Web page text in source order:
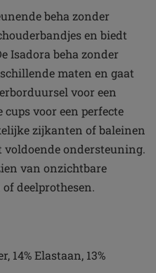
beha zonder
en biedt
Isadora beha zonder
maten en gaat
voor een
voor een perfecte
zijkanten of baleinen
voldoende ondersteuning.
van onzichtbare
deelprothesen.
14% Elastaan, 13%